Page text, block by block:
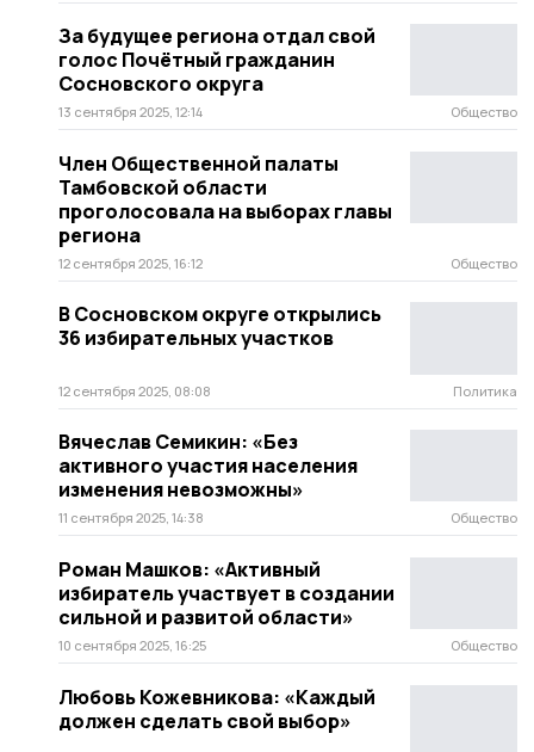
За будущее региона отдал свой
голос Почётный гражданин
Сосновского округа
13 сентября 2025, 12:14 Общество
Член Общественной палаты
Тамбовской области
проголосовала на выборах главы
региона
12 сентября 2025, 16:12 Общество
В Сосновском округе открылись
36 избирательных участков
12 сентября 2025, 08:08 Политика
Вячеслав Семикин: «Без
активного участия населения
изменения невозможны»
11 сентября 2025, 14:38 Общество
Роман Машков: «Активный
избиратель участвует в создании
сильной и развитой области»
10 сентября 2025, 16:25 Общество
Любовь Кожевникова: «Каждый
должен сделать свой выбор»